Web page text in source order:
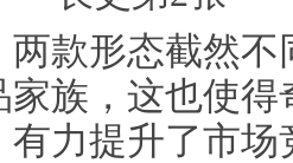
两款形态截然
家族，这也使
有力提升了市